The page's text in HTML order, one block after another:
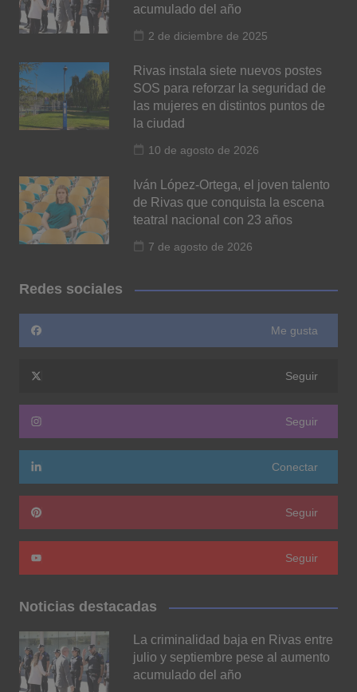
acumulado del año
2 de diciembre de 2025
Rivas instala siete nuevos postes
SOS para reforzar la seguridad de
las mujeres en distintos puntos de
la ciudad
10 de agosto de 2026
Iván López-Ortega, el joven talento
de Rivas que conquista la escena
teatral nacional con 23 años
7 de agosto de 2026
Redes sociales
Me gusta
Seguir
Seguir
Conectar
Seguir
Seguir
Noticias destacadas
La criminalidad baja en Rivas entre
julio y septiembre pese al aumento
acumulado del año